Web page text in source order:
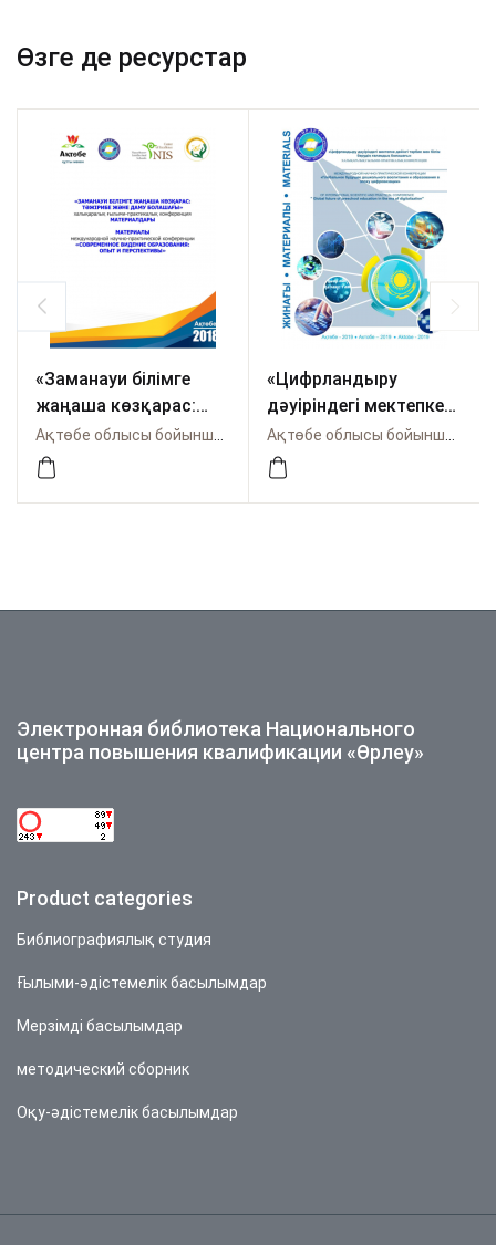
Өзге де ресурстар
«Заманауи білімге
жаңаша көзқарас:
тәжірибе және даму
болашағы»
халықаралық
«Цифрландыру
дәуіріндегі мектепке
дейінгі тәрбие мен
білім берудің
ғаламдық болашағы»
Электронная библиотека Национального
центра повышения квалификации «Өрлеу»
Product categories
Библиографиялық студия
Ғылыми-әдістемелік басылымдар
Мерзімді басылымдар
методический сборник
Оқу-әдістемелік басылымдар